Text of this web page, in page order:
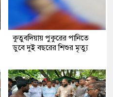
কুতুবদিয়ায় পুকুরের পানিতে
ডুবে দুই বছরের শিশুর মৃত্যু